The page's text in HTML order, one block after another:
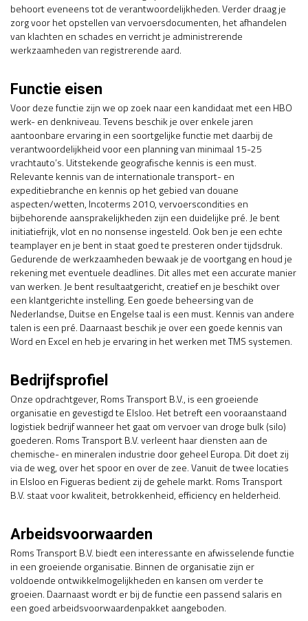
behoort eveneens tot de verantwoordelijkheden. Verder draag je
zorg voor het opstellen van vervoersdocumenten, het afhandelen
van klachten en schades en verricht je administrerende
werkzaamheden van registrerende aard.
Functie eisen
Voor deze functie zijn we op zoek naar een kandidaat met een HBO
werk- en denkniveau. Tevens beschik je over enkele jaren
aantoonbare ervaring in een soortgelijke functie met daarbij de
verantwoordelijkheid voor een planning van minimaal 15-25
vrachtauto’s. Uitstekende geografische kennis is een must.
Relevante kennis van de internationale transport- en
expeditiebranche en kennis op het gebied van douane
aspecten/wetten, Incoterms 2010, vervoerscondities en
bijbehorende aansprakelijkheden zijn een duidelijke pré. Je bent
initiatiefrijk, vlot en no nonsense ingesteld. Ook ben je een echte
teamplayer en je bent in staat goed te presteren onder tijdsdruk.
Gedurende de werkzaamheden bewaak je de voortgang en houd je
rekening met eventuele deadlines. Dit alles met een accurate manier
van werken. Je bent resultaatgericht, creatief en je beschikt over
een klantgerichte instelling. Een goede beheersing van de
Nederlandse, Duitse en Engelse taal is een must. Kennis van andere
talen is een pré. Daarnaast beschik je over een goede kennis van
Word en Excel en heb je ervaring in het werken met TMS systemen.
Bedrijfsprofiel
Onze opdrachtgever, Roms Transport B.V., is een groeiende
organisatie en gevestigd te Elsloo. Het betreft een vooraanstaand
logistiek bedrijf wanneer het gaat om vervoer van droge bulk (silo)
goederen. Roms Transport B.V. verleent haar diensten aan de
chemische- en mineralen industrie door geheel Europa. Dit doet zij
via de weg, over het spoor en over de zee. Vanuit de twee locaties
in Elsloo en Figueras bedient zij de gehele markt. Roms Transport
B.V. staat voor kwaliteit, betrokkenheid, efficiency en helderheid.
Arbeidsvoorwaarden
Roms Transport B.V. biedt een interessante en afwisselende functie
in een groeiende organisatie. Binnen de organisatie zijn er
voldoende ontwikkelmogelijkheden en kansen om verder te
groeien. Daarnaast wordt er bij de functie een passend salaris en
een goed arbeidsvoorwaardenpakket aangeboden.